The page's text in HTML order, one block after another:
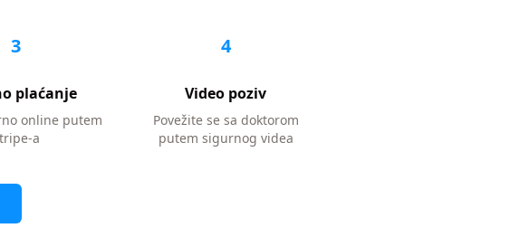
3
plaćanje
online putem
a
4
Video poziv
Povežite se sa doktorom
putem sigurnog videa